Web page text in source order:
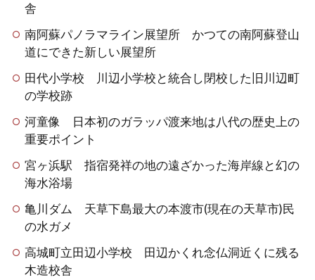
舎
南阿蘇パノラマライン展望所 かつての南阿蘇登山
道にできた新しい展望所
田代小学校 川辺小学校と統合し閉校した旧川辺町
の学校跡
河童像 日本初のガラッパ渡来地は八代の歴史上の
重要ポイント
宮ヶ浜駅 指宿発祥の地の遠ざかった海岸線と幻の
海水浴場
亀川ダム 天草下島最大の本渡市(現在の天草市)民
の水ガメ
高城町立田辺小学校 田辺かくれ念仏洞近くに残る
木造校舎